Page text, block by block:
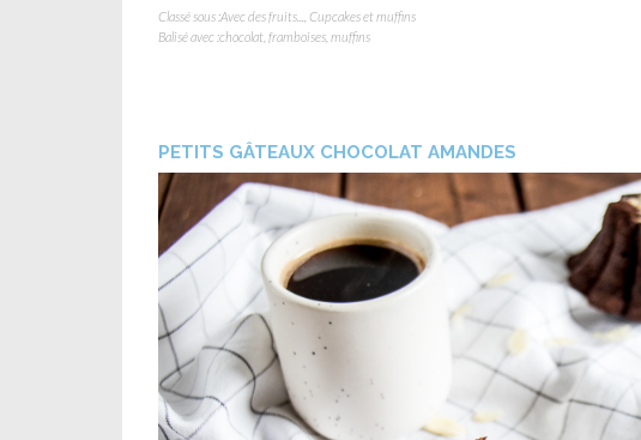
Classé sous :Avec des fruits...
Cupcakes et muffins
Balisé avec :chocolat framboises muffins
PETITS GÂTEAUX CHOCOLAT AMANDES